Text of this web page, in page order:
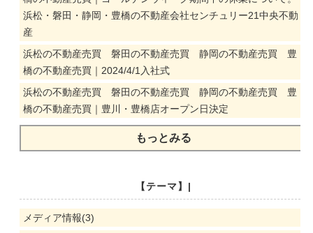
浜松・磐田・静岡・豊橋の不動産会社センチュリー21中央不動
産
浜松の不動産売買 磐田の不動産売買 静岡の不動産売買 豊
橋の不動産売買｜2024/4/1入社式
浜松の不動産売買 磐田の不動産売買 静岡の不動産売買 豊
橋の不動産売買｜豊川・豊橋店オープン日決定
もっとみる
【テーマ】|
メディア情報(3)